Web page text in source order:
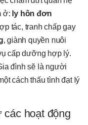
ở: ly hôn đơn
tác, tranh chấp gay
, giành quyền nuôi
cấp dưỡng hợp lý.
đình sẽ là người
cách thấu tình đạt lý
hoạt động